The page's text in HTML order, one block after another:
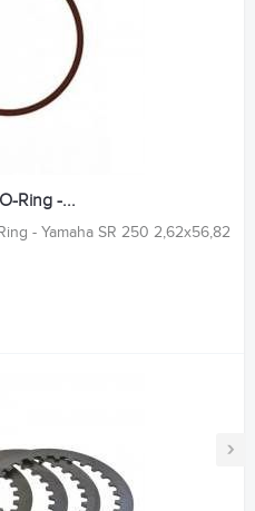
›
Ring -...
- Yamaha SR 250 2,62x56,82